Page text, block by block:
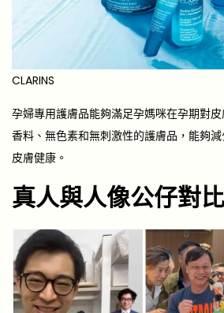
CLARINS
孕婦專用護膚品能夠滿足孕媽咪在孕期對
香料、無色素和無刺激性的護膚品，能夠
皮膚健康。
真人與人像公仔對